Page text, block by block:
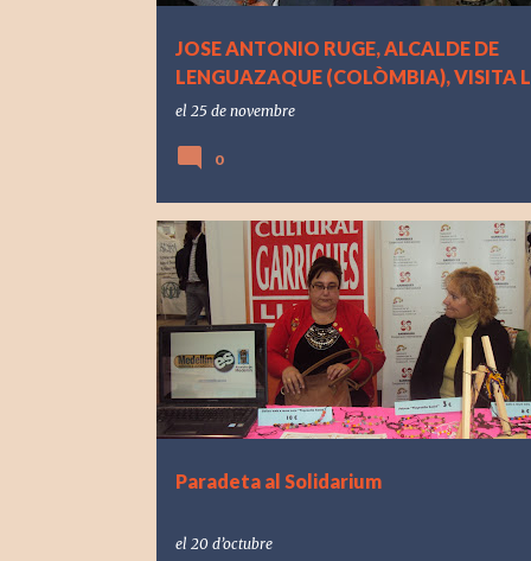
JOSE ANTONIO RUGE, ALCALDE DE
LENGUAZAQUE (COLÒMBIA), VISITA
el 25 de novembre
0
Paradeta al Solidarium
el 20 d’octubre